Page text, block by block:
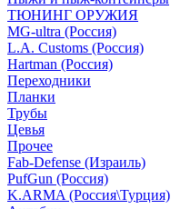
ТЮНИНГ ОРУЖИЯ
MG-ultra (Россия)
L.A. Customs (Россия)
Hartman (Россия)
Переходники
Планки
Трубы
Цевья
Прочее
Fab-Defense (Израиль)
PufGun (Россия)
K.ARMA (Россия\Турция)